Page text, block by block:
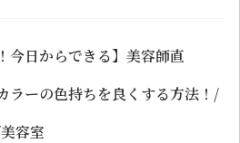
今日からできる】美容師直
ラーの色持ちを良くする方法！/
容室